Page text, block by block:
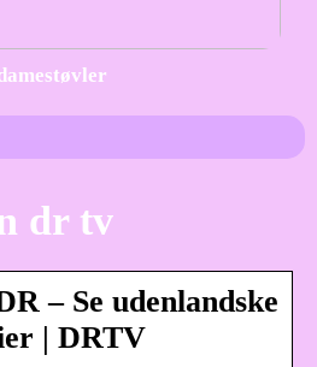
dr tv
– Se udenlandske
| DRTV